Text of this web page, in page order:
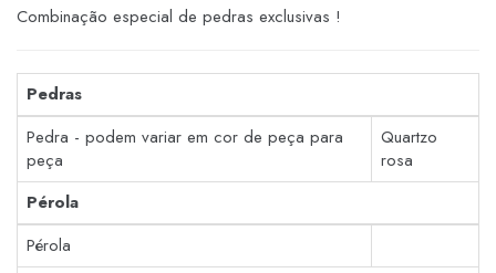
Combinação especial de pedras exclusivas !
Pedras
Pedra - podem variar em cor de peça para
peça
Quartzo
rosa
Pérola
Pérola